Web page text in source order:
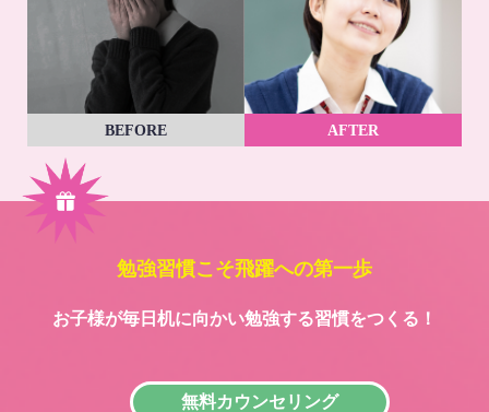
BEFORE AFTER
勉強習慣こそ飛躍への第一歩
お子様が毎日机に向かい勉強する習慣をつくる！
無料カウンセリング